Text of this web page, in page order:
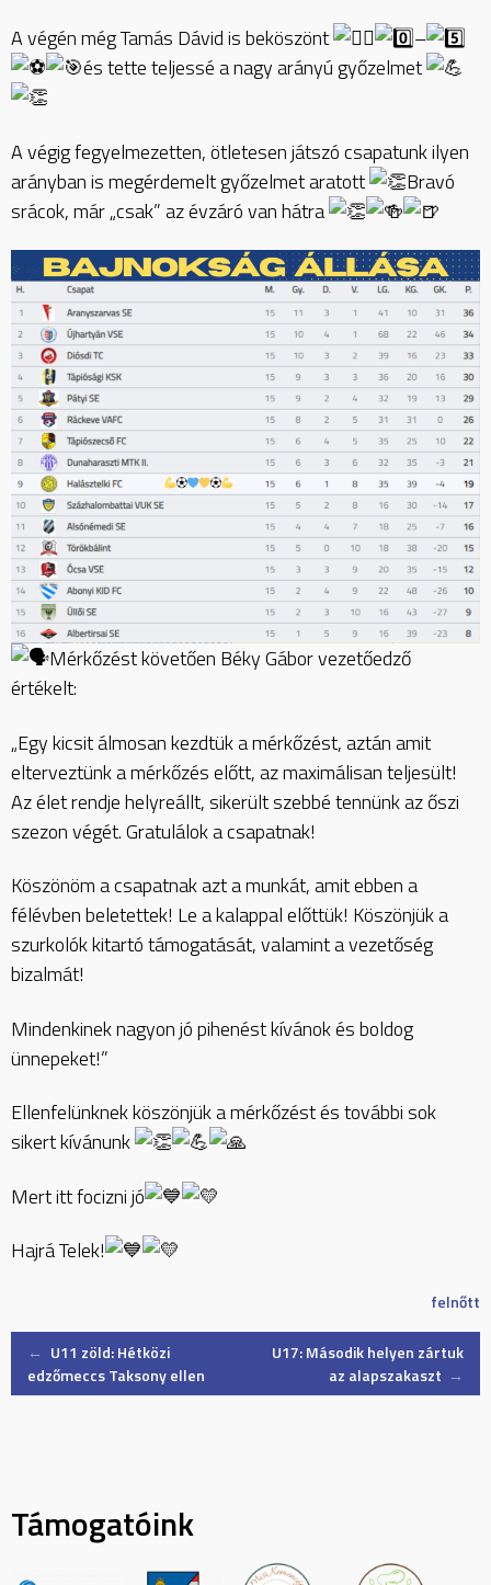
A végén még Tamás Dávid is beköszönt
–
és tette teljessé a nagy arányú győzelmet
A végig fegyelmezetten, ötletesen játszó csapatunk ilyen
arányban is megérdemelt győzelmet aratott
Bravó
srácok, már „csak” az évzáró van hátra
Mérkőzést követően Béky Gábor vezetőedző
értékelt:
„Egy kicsit álmosan kezdtük a mérkőzést, aztán amit
elterveztünk a mérkőzés előtt, az maximálisan teljesült!
Az élet rendje helyreállt, sikerült szebbé tennünk az őszi
szezon végét. Gratulálok a csapatnak!
Köszönöm a csapatnak azt a munkát, amit ebben a
félévben beletettek! Le a kalappal előttük! Köszönjük a
szurkolók kitartó támogatását, valamint a vezetőség
bizalmát!
Mindenkinek nagyon jó pihenést kívánok és boldog
ünnepeket!”
Ellenfelünknek köszönjük a mérkőzést és további sok
sikert kívánunk
Mert itt focizni jó
Hajrá Telek!
felnőtt
Post
← U11 zöld: Hétközi
edzőmeccs Taksony ellen
U17: Második helyen zártuk
az alapszakaszt →
Támogatóink